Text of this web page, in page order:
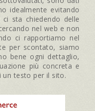
idealmente evitando
sta chiedendo delle
nel web e non
ci rapportiamo nel
per scontato, siamo
bene ogni dettaglio,
più concreta e
un testo per il sito.